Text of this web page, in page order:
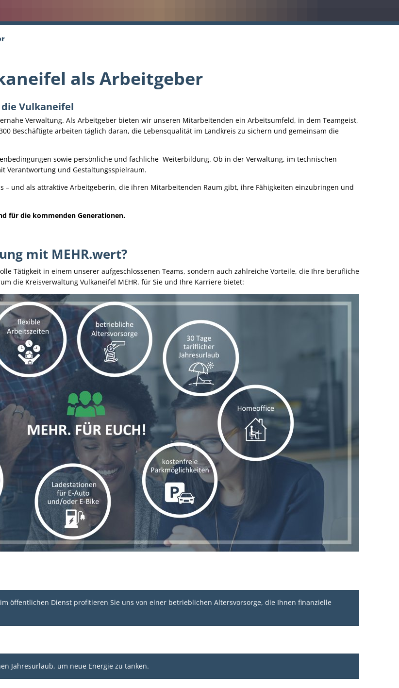
als Arbeitgeber
Vulkaneifel
Verwaltung. Als Arbeitgeber bieten wir unseren Mitarbeitenden ein Arbeitsumfeld, in dem Teamgeist,
Beschäftigte arbeiten täglich daran, die Lebensqualität im Landkreis zu sichern und gemeinsam die
sowie persönliche und fachliche Weiterbildung. Ob in der Verwaltung, im technischen
Verantwortung und Gestaltungsspielraum.
– und als attraktive Arbeitgeberin, die ihren Mitarbeitenden Raum gibt, ihre Fähigkeiten einzubringen und
für die kommenden Generationen.
mit MEHR.wert?
Tätigkeit in einem unserer aufgeschlossenen Teams, sondern auch zahlreiche Vorteile, die Ihre berufliche
die Kreisverwaltung Vulkaneifel MEHR. für Sie und Ihre Karriere bietet:
öffentlichen Dienst profitieren Sie uns von einer betrieblichen Altersvorsorge, die Ihnen finanzielle
Jahresurlaub, um neue Energie zu tanken.